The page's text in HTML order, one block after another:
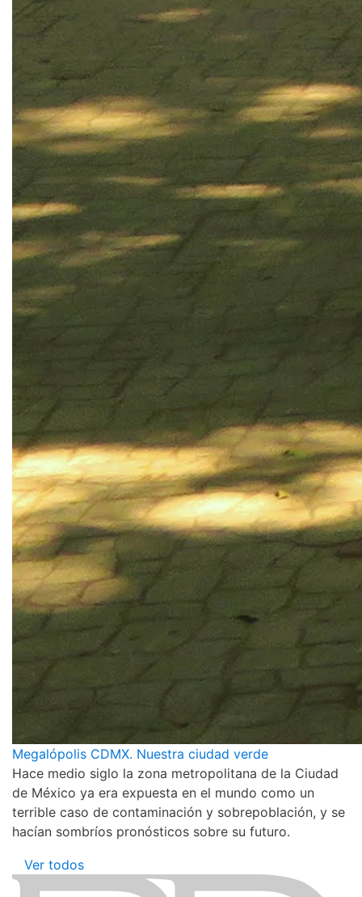
Megalópolis CDMX. Nuestra ciudad verde
Hace medio siglo la zona metropolitana de la Ciudad
de México ya era expuesta en el mundo como un
terrible caso de contaminación y sobrepoblación, y se
hacían sombríos pronósticos sobre su futuro.
Ver todos